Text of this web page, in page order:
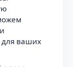
ваших